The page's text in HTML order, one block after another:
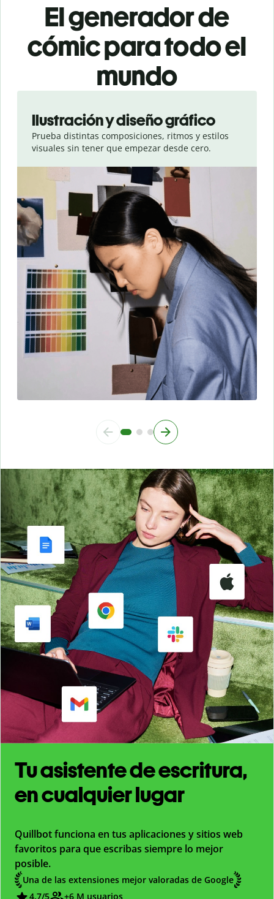
El generador de
cómic para todo el
mundo
Ilustración y diseño gráfico
Prueba distintas composiciones, ritmos y estilos
visuales sin tener que empezar desde cero.
Tu asistente de escritura,
en cualquier lugar
Quillbot funciona en tus aplicaciones y sitios web
favoritos para que escribas siempre lo mejor
posible.
Una de las extensiones mejor valoradas de Google
4,7/5 +6 M usuarios